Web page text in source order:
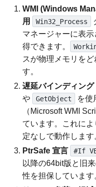
WMI (Windows
用
Win32_Process
マネージャーに表
得できます。
スが物理メモリを
す。
遅延バインディン
や GetObject
を使
（Microsoft WMI
ています。これに
定なしで動作します
PtrSafe 宣言
#If
以降の64bit版と旧
性を担保しています